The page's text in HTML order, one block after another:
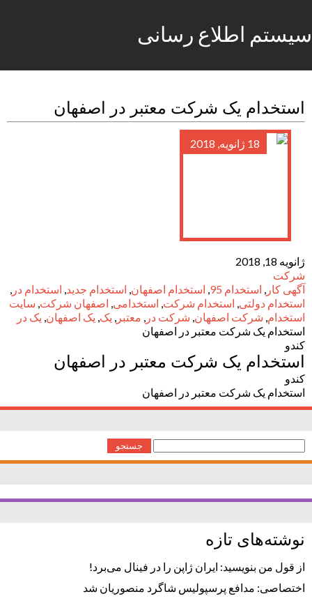
سیستم اطلاع رسانی
استخدام یک شرکت معتبر در اصفهان
18 ژانویه, 2018
ژانویه 18, 2018
شرکت
آگهی کار , استخدام 95 , استخدام اصفهان, استخدام جدید, استخدام در ,
استخدام دولتی, استخدام شرکت, استخدامی, اصفهان شرکت, سایت
استخدام, شرکت اصفهان, شرکت در , معتبر , یک, یک اصفهان, یک در
استخدام یک شرکت معتبر در اصفهان
کندو
استخدام یک شرکت معتبر در اصفهان
کندو
استخدام یک شرکت معتبر در اصفهان
جستجو
برای:
نوشته‌های تازه
از قول من بنویسید: ایران ژاپن را در فینال می‌برد!
اختصاصی: مدافع پرسپولیس شاگرد منصوریان شد